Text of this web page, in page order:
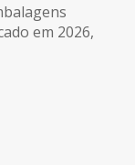
em 2026,